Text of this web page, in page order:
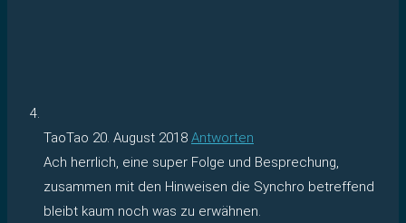
TaoTao 20. August 2018 Antworten
Ach herrlich, eine super Folge und Besprechung,
zusammen mit den Hinweisen die Synchro betreffend
bleibt kaum noch was zu erwähnen.